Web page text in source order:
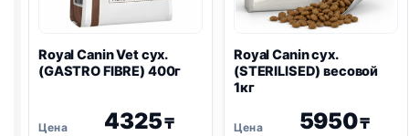
Royal Canin Vet сух.
(GASTRO FIBRE) 400г
4325₸
Royal Canin сух.
(STERILISED) весовой
1кг
5950₸